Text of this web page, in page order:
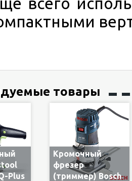
товары
Plus
Кромочный
фрезер
(триммер) Bosch